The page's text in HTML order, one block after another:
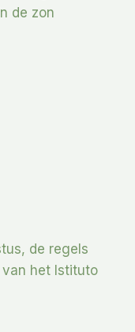
de zon
de regels
het Istituto